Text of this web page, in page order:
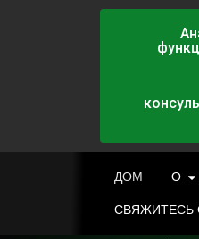
ДОМ О
СВЯЖИТЕСЬ